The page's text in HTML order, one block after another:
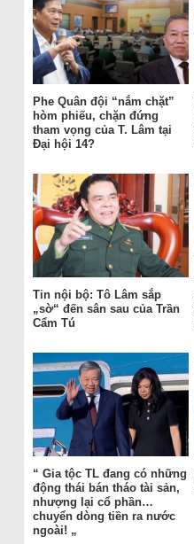
Phe Quân đội “nắm chặt”
hòm phiếu, chặn đứng
tham vọng của T. Lâm tại
Đại hội 14?
Tin nội bộ: Tô Lâm sắp
„sờ“ đến sân sau của Trần
Cẩm Tú
“ Gia tộc TL đang có những
động thái bán tháo tài sản,
nhượng lại cổ phần…
chuyển dòng tiền ra nước
ngoài! „